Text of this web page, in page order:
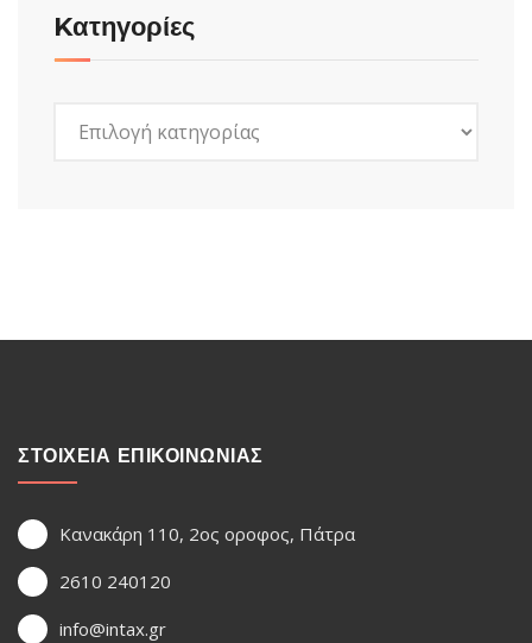
Kατηγορίες
ΣΤΟΙΧΕΙΑ ΕΠΙΚΟΙΝΩΝΙΑΣ
Κανακάρη 110, 2ος οροφος, Πάτρα
2610 240120
info@intax.gr